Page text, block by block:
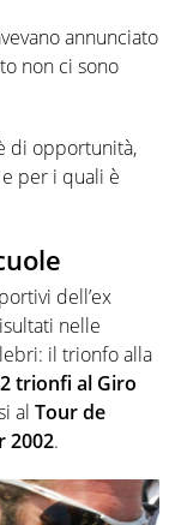
annunciato
non ci sono
di opportunità,
per i quali è
dell’ex
nelle
il trionfo alla
trionfi al Giro
al Tour de
2002.